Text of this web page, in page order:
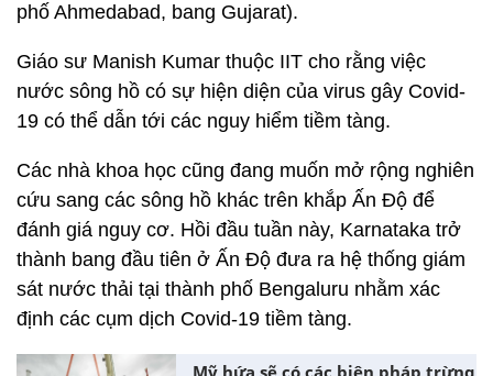
phố Ahmedabad, bang Gujarat).
Giáo sư Manish Kumar thuộc IIT cho rằng việc
nước sông hồ có sự hiện diện của virus gây Covid-
19 có thể dẫn tới các nguy hiểm tiềm tàng.
Các nhà khoa học cũng đang muốn mở rộng nghiên
cứu sang các sông hồ khác trên khắp Ấn Độ để
đánh giá nguy cơ. Hồi đầu tuần này, Karnataka trở
thành bang đầu tiên ở Ấn Độ đưa ra hệ thống giám
sát nước thải tại thành phố Bengaluru nhằm xác
định các cụm dịch Covid-19 tiềm tàng.
Mỹ hứa sẽ có các biện pháp trừng